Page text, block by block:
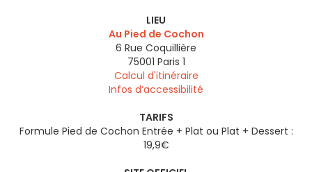
LIEU
Au Pied de Cochon
6 Rue Coquillière
75001 Paris 1
Calcul d'itinéraire
Infos d’accessibilité
TARIFS
Formule Pied de Cochon Entrée + Plat ou Plat + Dessert :
19,9€